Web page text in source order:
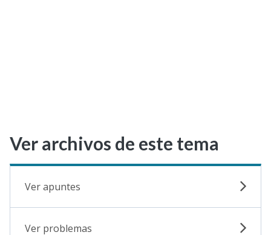
Ver archivos de este tema
Ver apuntes
Ver problemas